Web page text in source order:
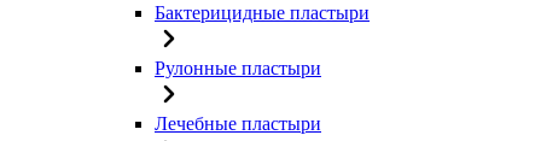
Бактерицидные пластыри
Рулонные пластыри
Лечебные пластыри